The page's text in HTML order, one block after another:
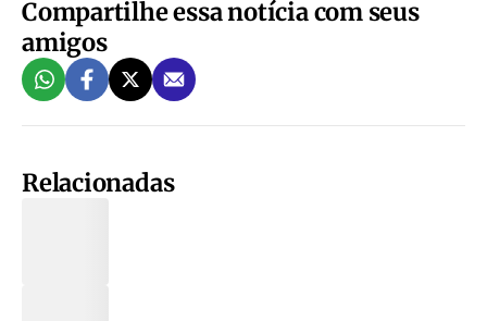
Compartilhe essa notícia com seus
amigos
Relacionadas